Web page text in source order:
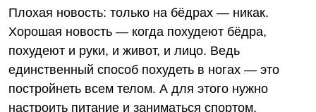
Плохая новость: только на бёдрах — никак.
Хорошая новость — когда похудеют бёдра,
похудеют и руки, и живот, и лицо. Ведь
единственный способ похудеть в ногах — это
постройнеть всем телом. А для этого нужно
настроить питание и заниматься спортом.